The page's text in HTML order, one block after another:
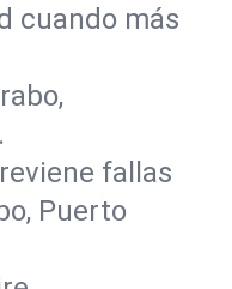
cuando más
fallas
Puerto